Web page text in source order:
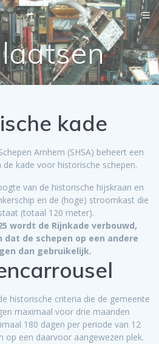
Ga
naar
de
inhoud
kade
Arnhem (SHSA) beheert een
kade voor historische schepen.
van de historische hijskraan en
en de (hoge) stroomkast die
(totaal 120 meter).
wordt de Rijnkade verbouwd,
de schepen op een andere
dan gebruikelijk.
historische criteria die de gemeente
maximaal voor drie maanden
180 dagen per periode van 12
op een daarvoor aangewezen plek.